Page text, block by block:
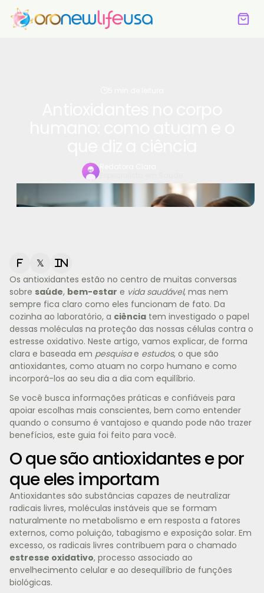
Especialista em Saúde
f 𝕏 in
Os antioxidantes estão no centro de muitas conversas
sobre saúde, bem-estar e vida saudável, mas nem
sempre fica claro como eles funcionam de fato. Da
cozinha ao laboratório, a ciência tem investigado o papel
dessas moléculas na proteção das nossas células contra o
estresse oxidativo. Neste artigo, vamos explicar, de forma
clara e baseada em pesquisae estudos, o que são
antioxidantes, como atuam no corpo humano e como
incorporá-los ao seu dia a dia com equilíbrio.
Se você busca informações práticas e confiáveis para
apoiar escolhas mais conscientes, bem como entender
quando o consumo é vantajoso e quando pode não trazer
benefícios, este guia foi feito para você.
O que são antioxidantes e por
que eles importam
Antioxidantes são substâncias capazes de neutralizar
radicais livres, moléculas instáveis que se formam
naturalmente no metabolismo e em resposta a fatores
externos, como poluição, tabagismo e exposição solar. Em
excesso, os radicais livres contribuem para o chamado
estresse oxidativo, processo associado ao
envelhecimento celular e ao desequilíbrio de funções
biológicas.